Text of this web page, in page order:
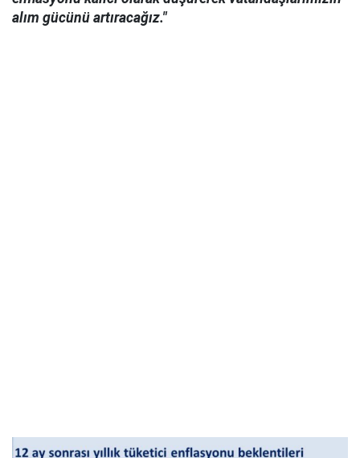
alım gücünü artıracağız."